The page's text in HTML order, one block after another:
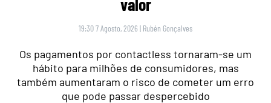
valor
19:30 7 Agosto, 2026 | Rubén Gonçalves
Os pagamentos por contactless tornaram-se um
hábito para milhões de consumidores, mas
também aumentaram o risco de cometer um erro
que pode passar despercebido